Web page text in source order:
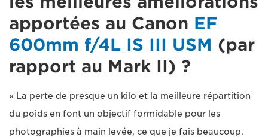
apportées au Canon EF
600mm f/4L IS III USM (par
rapport au Mark II) ?
« La perte de presque un kilo et la meilleure répartition
du poids en font un objectif formidable pour les
photographies à main levée, ce que je fais beaucoup.